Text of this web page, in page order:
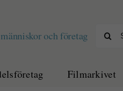
och företag
efter:
Filmarkivet